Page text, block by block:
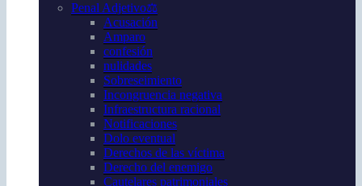
Penal Adjetivo⚖️
Acusación
Amparo
confesión
nulidades
Sobreseimiento
Incongruencia negativa
Infraestructura racional
Notificaciones
Dolo eventual
Derechos de las víctima
Derecho del enemigo
Cautelares patrimoniales